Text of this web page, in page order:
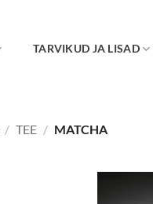
TARVIKUD JA LISAD
/ TEE / MATCHA